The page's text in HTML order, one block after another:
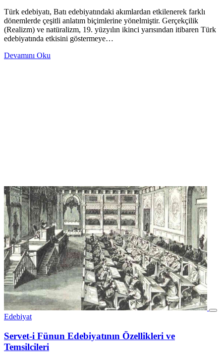
Türk edebiyatı, Batı edebiyatındaki akımlardan etkilenerek farklı
dönemlerde çeşitli anlatım biçimlerine yönelmiştir. Gerçekçilik
(Realizm) ve natüralizm, 19. yüzyılın ikinci yarısından itibaren Türk
edebiyatında etkisini göstermeye…
Devamını Oku
Edebiyat
Servet-i Fünun Edebiyatının Özellikleri ve
Temsilcileri